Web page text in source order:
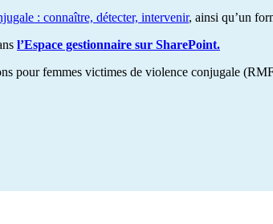
: connaître, détecter, intervenir, ainsi qu’un
l’Espace gestionnaire sur SharePoint.
pour femmes victimes de violence conjugale